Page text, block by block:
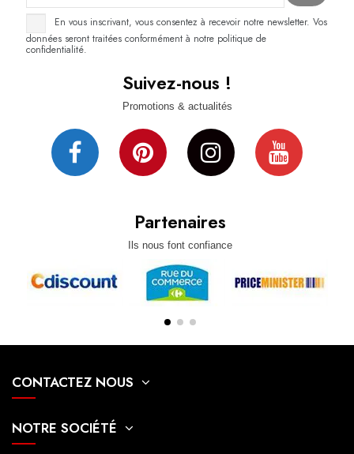
Partenaires
Ils nous font confiance
Suivez-nous !
Promotions & actualités
En vous inscrivant, vous consentez à recevoir notre newsletter. Vos
données seront traitées conformément à notre politique de
confidentialité.
CONTACTEZ NOUS
NOTRE SOCIÉTÉ